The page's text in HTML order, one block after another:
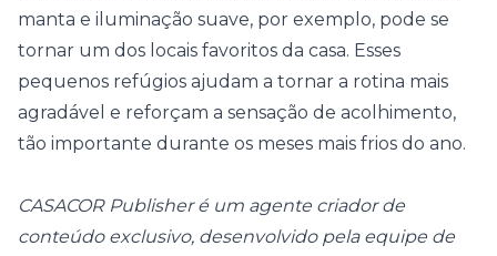
manta e iluminação suave, por exemplo, pode se
tornar um dos locais favoritos da casa. Esses
pequenos refúgios ajudam a tornar a rotina mais
agradável e reforçam a sensação de acolhimento,
tão importante durante os meses mais frios do ano.
CASACOR Publisher é um agente criador de
conteúdo exclusivo, desenvolvido pela equipe de